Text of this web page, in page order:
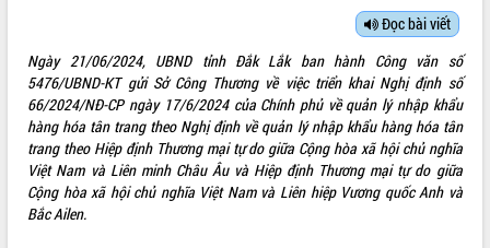
SỞ, BAN, NGÀNH
UBND CÁC XÃ, PHƯỜNG
THÔNG TIN CHỈ ĐẠO ĐIỀU HÀNH
HỆ THỐNG VĂN BẢN
Đọc bài viết
Ngày 21/06/2024, UBND tỉnh Đắk Lắk ban hành Công văn số
5476/UBND-KT gửi Sở Công Thương về việc triển khai Nghị định số
66/2024/NĐ-CP ngày 17/6/2024 của Chính phủ về quản lý nhập khẩu
hàng hóa tân trang theo Nghị định về quản lý nhập khẩu hàng hóa tân
trang theo Hiệp định Thương mại tự do giữa Cộng hòa xã hội chủ nghĩa
Việt Nam và Liên minh Châu Âu và Hiệp định Thương mại tự do giữa
Cộng hòa xã hội chủ nghĩa Việt Nam và Liên hiệp Vương quốc Anh và
Bắc Ailen.